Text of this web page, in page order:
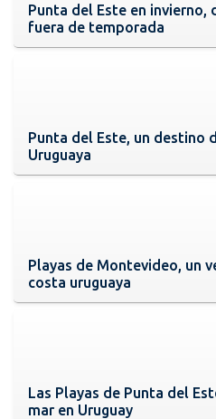
Punta del Este en invierno,
fuera de temporada
Punta del Este, un destino
Uruguaya
Playas de Montevideo, un
costa uruguaya
Las Playas de Punta del
mar en Uruguay